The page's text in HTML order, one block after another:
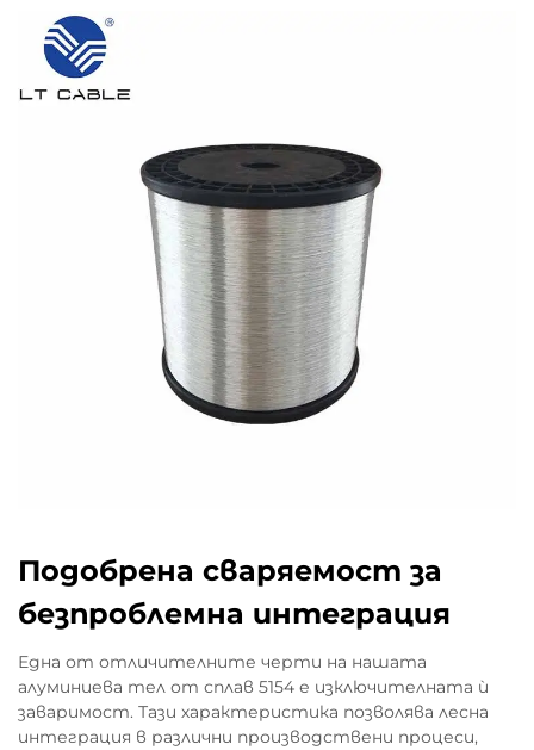
Подобрена сваряемост за
безпроблемна интеграция
Една от отличителните черти на нашата
алуминиева тел от сплав 5154 е изключителната ѝ
заваримост. Тази характеристика позволява лесна
интеграция в различни производствени процеси,